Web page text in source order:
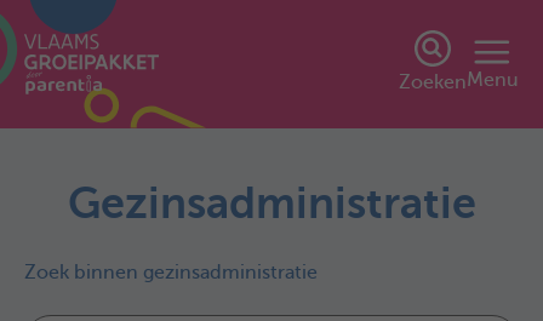
ZoekenMenu
Gezinsadministratie
Zoek binnen gezinsadministratie